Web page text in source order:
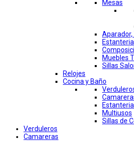
Mesas
Aparador,
Muebles
Sillas
Relojes
Cocina y Baño
Multiusos
Sillas de
Verduleros
Camareras